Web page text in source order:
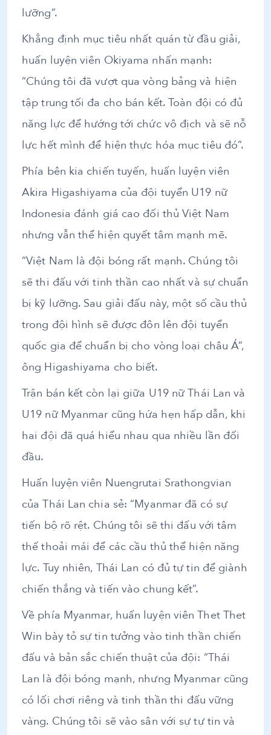
lưỡng”.
Khẳng định mục tiêu nhất quán từ đầu giải,
huấn luyện viên Okiyama nhấn mạnh:
“Chúng tôi đã vượt qua vòng bảng và hiện
tập trung tối đa cho bán kết. Toàn đội có đủ
năng lực để hướng tới chức vô địch và sẽ nỗ
lực hết mình để hiện thực hóa mục tiêu đó”.
Phía bên kia chiến tuyến, huấn luyện viên
Akira Higashiyama của đội tuyển U19 nữ
Indonesia đánh giá cao đối thủ Việt Nam
nhưng vẫn thể hiện quyết tâm mạnh mẽ.
“Việt Nam là đội bóng rất mạnh. Chúng tôi
sẽ thi đấu với tinh thần cao nhất và sự chuẩn
bị kỹ lưỡng. Sau giải đấu này, một số cầu thủ
trong đội hình sẽ được đôn lên đội tuyển
quốc gia để chuẩn bị cho vòng loại châu Á”,
ông Higashiyama cho biết.
Trận bán kết còn lại giữa U19 nữ Thái Lan và
U19 nữ Myanmar cũng hứa hẹn hấp dẫn, khi
hai đội đã quá hiểu nhau qua nhiều lần đối
đầu.
Huấn luyện viên Nuengrutai Srathongvian
của Thái Lan chia sẻ: “Myanmar đã có sự
tiến bộ rõ rệt. Chúng tôi sẽ thi đấu với tâm
thế thoải mái để các cầu thủ thể hiện năng
lực. Tuy nhiên, Thái Lan có đủ tự tin để giành
chiến thắng và tiến vào chung kết”.
Về phía Myanmar, huấn luyện viên Thet Thet
Win bày tỏ sự tin tưởng vào tinh thần chiến
đấu và bản sắc chiến thuật của đội: “Thái
Lan là đội bóng mạnh, nhưng Myanmar cũng
có lối chơi riêng và tinh thần thi đấu vững
vàng. Chúng tôi sẽ vào sân với sự tự tin và